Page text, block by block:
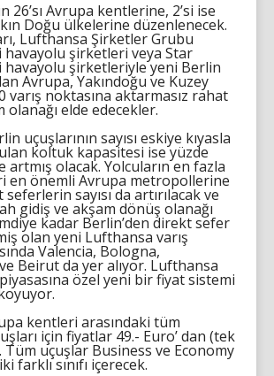
26’sı Avrupa kentlerine, 2’si ise
Doğu ülkelerine düzenlenecek.
Lufthansa Şirketler Grubu
havayolu şirketleri veya Star
havayolu şirketleriyle yeni Berlin
Avrupa, Yakındoğu ve Kuzey
varış noktasına aktarmasız rahat
olanağı elde edecekler.
uçuşlarının sayısı eskiye kıyasla
koltuk kapasitesi ise yüzde
artmış olacak. Yolcuların en fazla
en önemli Avrupa metropollerine
sayısı da artırılacak ve
gidiş ve akşam dönüş olanağı
kadar Berlin’den direkt sefer
olan yeni Lufthansa varış
Valencia, Bologna,
Beirut da yer alıyor. Lufthansa
özel yeni bir fiyat sistemi
kentleri arasındaki tüm
için fiyatlar 49.- Euro’ dan (tek
Tüm uçuşlar Business ve Economy
farklı sınıfı içerecek.